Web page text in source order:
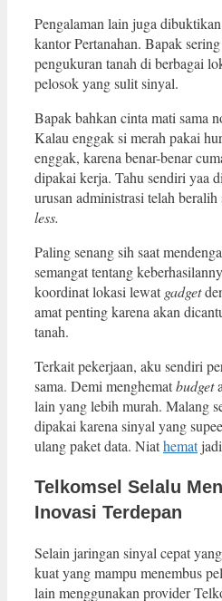
Pengalaman lain juga
kantor Pertanahan. Bapak
pengukuran tanah di berbagai
pelosok yang sulit sinyal.
Bapak bahkan cinta mati sama
Kalau enggak si merah pakai
enggak, karena benar-benar
dipakai kerja. Tahu sendiri yaa
urusan administrasi telah
less.
Paling senang sih saat
semangat tentang
koordinat lokasi lewat gadget
amat penting karena akan
tanah.
Terkait pekerjaan, aku sendiri
sama. Demi menghematbudget
lain yang lebih murah. Malang
dipakai karena sinyal yang
ulang paket data. Niathematjadi
Telkomsel Selalu
Inovasi Terdepan
Selain jaringan sinyal cepat
kuat yang mampu menembus
lain menggunakan provider